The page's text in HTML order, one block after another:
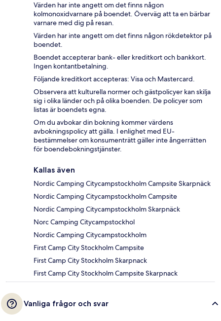
Värden har inte angett om det finns någon
kolmonoxidvarnare på boendet. Överväg att ta en bärbar
varnare med dig på resan.
Värden har inte angett om det finns någon rökdetektor på
boendet.
Boendet accepterar bank- eller kreditkort och bankkort.
Ingen kontantbetalning.
Följande kreditkort accepteras: Visa och Mastercard.
Observera att kulturella normer och gästpolicyer kan skilja
sig i olika länder och på olika boenden. De policyer som
listas är boendets egna.
Om du avbokar din bokning kommer värdens
avbokningspolicy att gälla. I enlighet med EU-
bestämmelser om konsumenträtt gäller inte ångerrätten
för boendebokningstjänster.
Kallas även
Nordic Camping Citycampstockholm Campsite Skarpnäck
Nordic Camping Citycampstockholm Campsite
Nordic Camping Citycampstockholm Skarpnäck
Norc Camping Citycampstockhol
Nordic Camping Citycampstockholm
First Camp City Stockholm Campsite
First Camp City Stockholm Skarpnack
First Camp City Stockholm Campsite Skarpnack
Vanliga frågor och svar